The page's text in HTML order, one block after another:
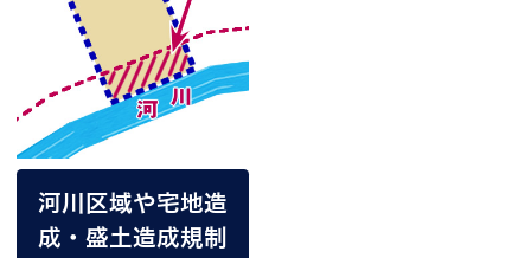
河川区域や宅地造
成・盛土造成規制